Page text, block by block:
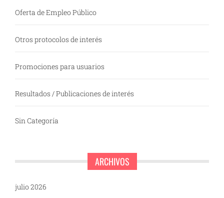
Oferta de Empleo Público
Otros protocolos de interés
Promociones para usuarios
Resultados / Publicaciones de interés
Sin Categoría
ARCHIVOS
julio 2026